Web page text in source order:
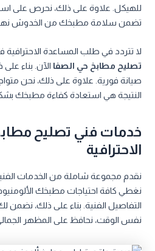
للهيكل. علاوة على ذلك، نحرص على
تضمن سلامة مطبخك من الخدوش
لا تتردد في طلب المساعدة الاحترافية
تصليح مطابخ حي الصفا الآن. بناء
صيانة فورية. علاوة على ذلك، نحن
النتيجة هي استعادة كفاءة مطبخك
خدمات فني تصليح
الاحترافية
نقدم مجموعة شاملة من الخدمات
نغطي كافة احتياجات مطبخك
التفاصيل الفنية. بناء على ذلك، نضمن
نفس الوقت، نحافظ على المظهر